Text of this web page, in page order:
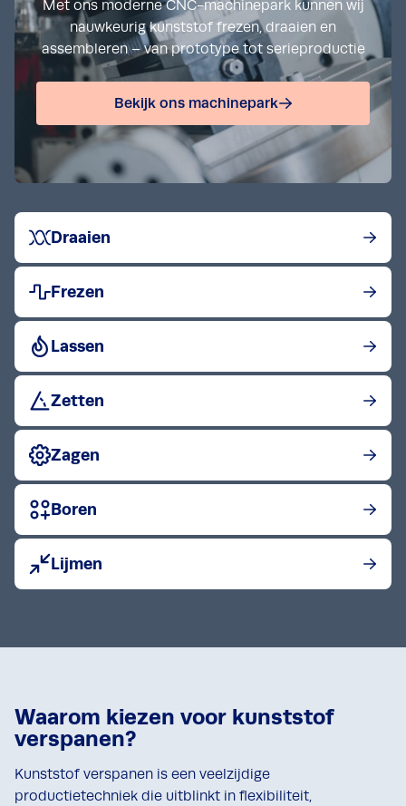
Met ons moderne CNC-machinepark kunnen wij
nauwkeurig kunststof frezen, draaien en
assembleren – van prototype tot serieproductie
Bekijk ons machinepark
Draaien
Bekijk post
Frezen
Bekijk post
Lassen
Bekijk post
Zetten
Bekijk post
Zagen
Bekijk post
Boren
Bekijk post
Lijmen
Bekijk post
Waarom kiezen voor kunststof
verspanen?
Kunststof verspanen is een veelzijdige
productietechniek die uitblinkt in flexibiliteit,